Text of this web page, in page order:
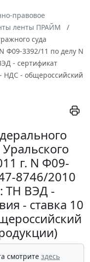
правовое
ленты ПРАЙМ
суда
Ф09-3392/11 по делу N
- сертификат
- НДС - общероссийский
г. N Ф09-
8746/2010
ТН ВЭД -
- ставка 10
смотрите здесь